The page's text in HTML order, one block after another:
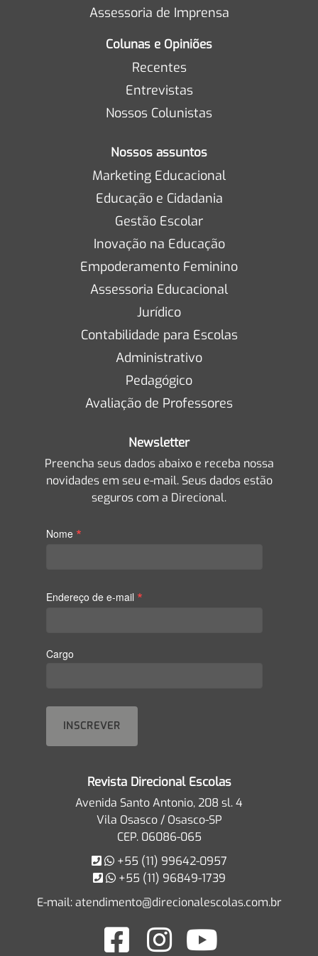
Assessoria de Imprensa
Colunas e Opiniões
Recentes
Entrevistas
Nossos Colunistas
Nossos assuntos
Marketing Educacional
Educação e Cidadania
Gestão Escolar
Inovação na Educação
Empoderamento Feminino
Assessoria Educacional
Jurídico
Contabilidade para Escolas
Administrativo
Pedagógico
Avaliação de Professores
Newsletter
Preencha seus dados abaixo e receba nossa
novidades em seu e-mail. Seus dados estão
seguros com a Direcional.
Nome *
Endereço de e-mail *
Cargo
Revista Direcional Escolas
Avenida Santo Antonio, 208 sl. 4
Vila Osasco / Osasco-SP
CEP. 06086-065
+55 (11) 99642-0957
+55 (11) 96849-1739
E-mail:atendimento@direcionalescolas.com.br